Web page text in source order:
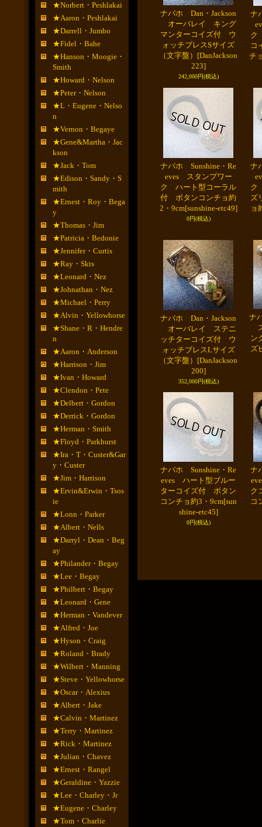
★Norbert・Peshlakai
★Aaron・Peshlakai
★Darrell・Jumbo
★Fidel・Bahe
★Hanson・Moogie・
Smith
★Howard・Nelson
★Peter・Nelson
★L・Eugene・Nelso
n
★Vernon・Begaye
★Gene&Martha・Jac
kson
★Jack・Tom
★Edison・Sandy・S
mith
★Ernest・Roy・Bega
y
★Thomas・Jim
★Patricia・Bedonie
★Jennifer・Curtis
★Ray・Skts
★Leonard・Nez
★Johnathan・Nez
★Michael・Perry
★Alvin・Yellowhorse
★Shane・R・Hendre
n
★Aaron・Anderson
★Harrison・Jim
★Ivan・Howard
★Clendon・Pete
★Delbert・Gordon
★Derrick・Gordon
★Herman・Smith
★Floyd・Parkhurst
★Ira・T・Custer&Gar
y・Custer
★Jim・Harrison
★Ervin&Erwin・Tsos
ie
★Lonn・Parker
★Albert・Nells
★Darryl・Dean・Beg
ay
★Philander・Begay
★Lee・Begay
★Philbert・Begay
★Leonard・Gene
★Herman・Vandever
★Alfred・Joe
★Hyson・Craig
★Roland・Brady
★Wilbert・Manning
★Steve・Yellowhorse
★Oscar・Alexius
★Albert・Jake
★Calvin・Martinez
★Terry・Martinez
★Rick・Martinez
★Julian・Chavez
★Ernest・Rangel
★Geraldine・Yazzie
★Lee・Charley・Jr
★Eugene・Charley
★Tom・Charlie
ナバホ Dan・Jackson
オーバレイ キング
マンターコイズ付 ウ
ォッチブレスSサイズ
（文字盤） [DanJackson
223]
242,000円(税込)
ナ
ク
コ
チ
ナバホ Sunshine・Re
eves スタンプワー
ク ハート型コーラル
付 ボタンコンチョ約
2・9cm[sunshine-etc49]
0円(税込)
ナ
ク
ズ
ョ
ナバホ Dan・Jackson
オーバレイ ステニ
ッチターコイズ付 ウ
ォッチブレスLサイズ
（文字盤） [DanJackson
200]
352,000円(税込)
ナ
ン
ズ
ナバホ Sunshine・Re
eves ハート型ブルー
ターコイズ付 ボタン
コンチョ約3・9cm[sun
shine-etc45]
0円(税込)
ナ
ク
コ